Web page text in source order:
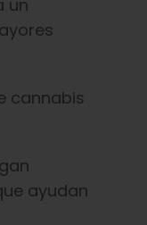
un
ayudan